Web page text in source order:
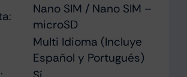
Nano SIM / Nano SIM –
microSD
Multi Idioma (Incluye
Español y Portugués)